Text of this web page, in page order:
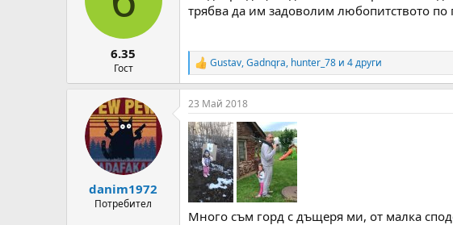
o
n
:
6.35
Гост
трябва да им задоволим любопитството
R
e
a
c
t
i
o
n
s
:
Gustav,Gadnqra, hunter_78 и 4 други
danim1972
Потребител
23 Май 2018
Много съм горд с дъщеря ми, от малка